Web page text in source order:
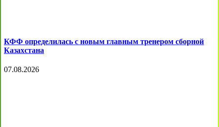
КФФ определилась с новым главным тренером сборной
Казахстана
07.08.2026